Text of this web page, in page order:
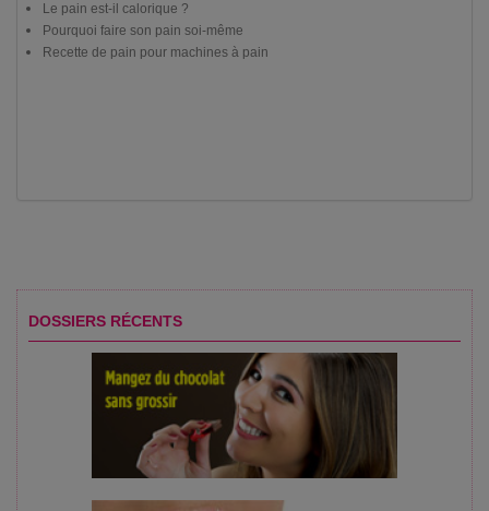
Le pain est-il calorique ?
Pourquoi faire son pain soi-même
Recette de pain pour machines à pain
DOSSIERS RÉCENTS